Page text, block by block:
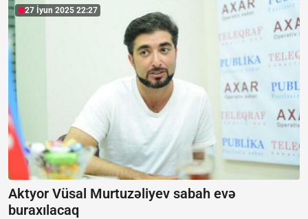
27 İyun 2025 22:27
Aktyor Vüsal Murtuzəliyev sabah evə
buraxılacaq